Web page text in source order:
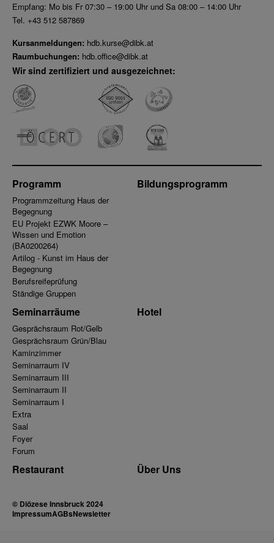
Empfang: Mo bis Fr 07:30 – 19:00 Uhr und Sa 08:00 – 14:00 Uhr
Tel. +43 512 587869
Kursanmeldungen: hdb.kurse@dibk.at
Raumbuchungen: hdb.office@dibk.at
Wir sind zertifiziert und ausgezeichnet:
Programm
Programmzeitung Haus der
Begegnung
EU Projekt EZWK Moore –
Wissen und Emotion
(BA0200264)
Artilog - Kunst im Haus der
Begegnung
Berufsreifeprüfung
Ständige Gruppen
Bildungsprogramm
Seminarräume
Gesprächsraum Rot/Gelb
Gesprächsraum Grün/Blau
Kaminzimmer
Seminarraum IV
Seminarraum III
Seminarraum II
Seminarraum I
Extra
Saal
Foyer
Forum
Hotel
Restaurant Über Uns
© Diözese Innsbruck 2024
ImpressumAGBsNewsletter